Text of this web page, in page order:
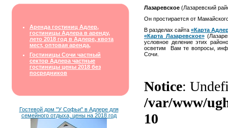
Аренда гостиниц Адлер,
гостиницы Адлера в аренду,
лето 2018 год в Адлере, квота
мест, оптовая аренда,
Гостиницы Сочи частный
сектор Адлера частные
гостиницы цены 2018 без
посредников
Гостевой дом "У Софьи" в Адлере для
семейного отдыха, цены на 2018 год
Лазаревское (Лазаревский
Он простирается от
В разделах сайта «Карта
«Карта Лазаревское»
условное деление этих
осветим Вам те вопросы,
Сочи.